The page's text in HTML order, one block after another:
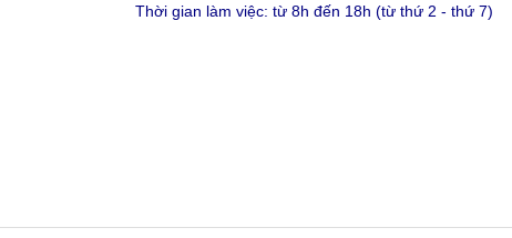
Thời gian làm việc: từ 8h đến 18h (từ thứ 2 - thứ 7)